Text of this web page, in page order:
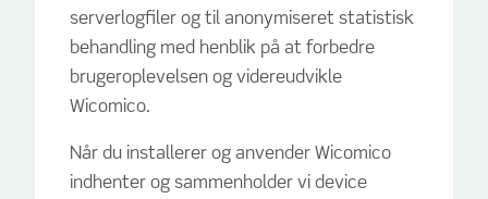
serverlogfiler og til anonymiseret statistisk
behandling med henblik på at forbedre
brugeroplevelsen og videreudvikle
Wicomico.
Når du installerer og anvender Wicomico
indhenter og sammenholder vi device